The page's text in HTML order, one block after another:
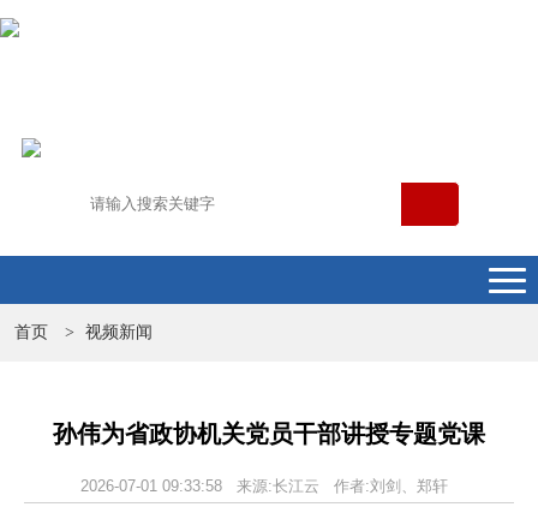
首页 > 视频新闻
孙伟为省政协机关党员干部讲授专题党课
2026-07-01 09:33:58 来源:长江云 作者:刘剑、郑轩